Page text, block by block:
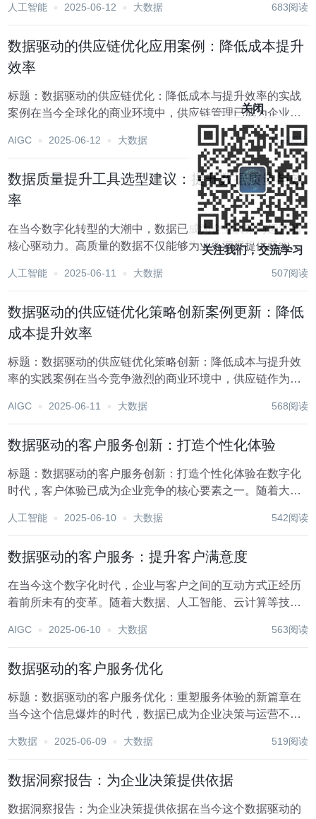
展，数据驱动的客户服务体验正逐渐成为行业的新标杆。本
人工智能 2025-06-12 大数据 683阅读
数据驱动的供应链优化应用案例：降低成本提升
效率
标题：数据驱动的供应链优化：降低成本与提升效率的实战
案例在当今全球化的商业环境中，供应链管理已成为企业竞
争力的关键因素之一。随着大数据、云计算、人工智能等技
术的飞速发展，数据驱动的供应链优化策略正逐步成为行业
新趋势，它不仅能够帮助企业精准预测市场需求，还能...
AIGC 2025-06-12 大数据 606阅读
数据质量提升工具选型建议：提升数据质量与效
率
在当今数字化转型的大潮中，数据已成为企业决策与运营的
核心驱动力。高质量的数据不仅能够为业务洞察提供坚实基
问题，如不准确、不完整、不一致等，常成为制约数据价值
人工智能 2025-06-11 大数据 507阅读
数据驱动的供应链优化策略创新案例更新：降低
成本提升效率
标题：数据驱动的供应链优化策略创新：降低成本与提升效
率的实践案例在当今竞争激烈的商业环境中，供应链作为企
场竞争力。随着大数据、云计算、人工智能等先进技术的飞
AIGC 2025-06-11 大数据 568阅读
数据驱动的客户服务创新：打造个性化体验
标题：数据驱动的客户服务创新：打造个性化体验在数字化
时代，客户体验已成为企业竞争的核心要素之一。随着大数
正逐步成为企业转型升级的关键路径。通过深入挖掘和分析
人工智能 2025-06-10 大数据 542阅读
数据驱动的客户服务：提升客户满意度
在当今这个数字化时代，企业与客户之间的互动方式正经历
着前所未有的变革。随着大数据、人工智能、云计算等技术
增强品牌忠诚度的关键策略。通过深入挖掘和分析客户数
AIGC 2025-06-10 大数据 563阅读
数据驱动的客户服务优化
标题：数据驱动的客户服务优化：重塑服务体验的新篇章在
当今这个信息爆炸的时代，数据已成为企业决策与运营不可
策略正引领着行业变革，帮助企业从被动接受问题转为主动
大数据 2025-06-09 大数据 519阅读
数据洞察报告：为企业决策提供依据
数据洞察报告：为企业决策提供依据在当今这个数据驱动的
关闭
关注我们，交流学习